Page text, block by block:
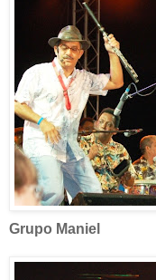
Grupo Maniel